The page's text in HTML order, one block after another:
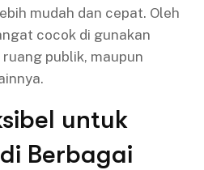
mudah dan cepat. Oleh
cocok di gunakan
publik, maupun
untuk
Berbagai